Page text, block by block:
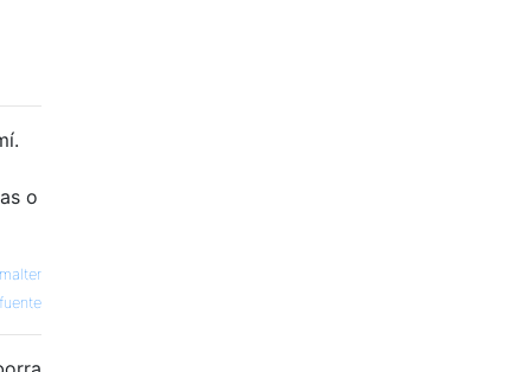
o
fuente